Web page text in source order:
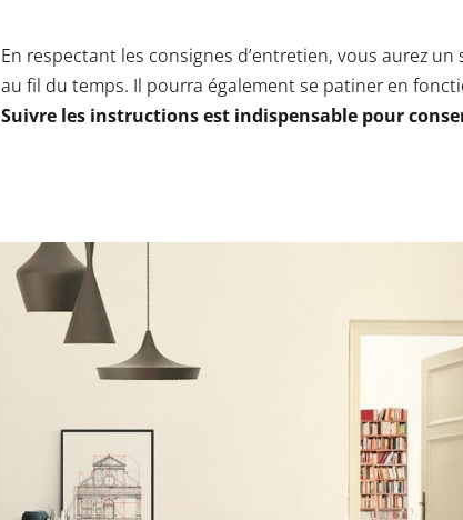
En respectant les consignes d’entretien, vous aurez
au fil du temps. Il pourra également se patiner en
Suivre les instructions est indispensable pour